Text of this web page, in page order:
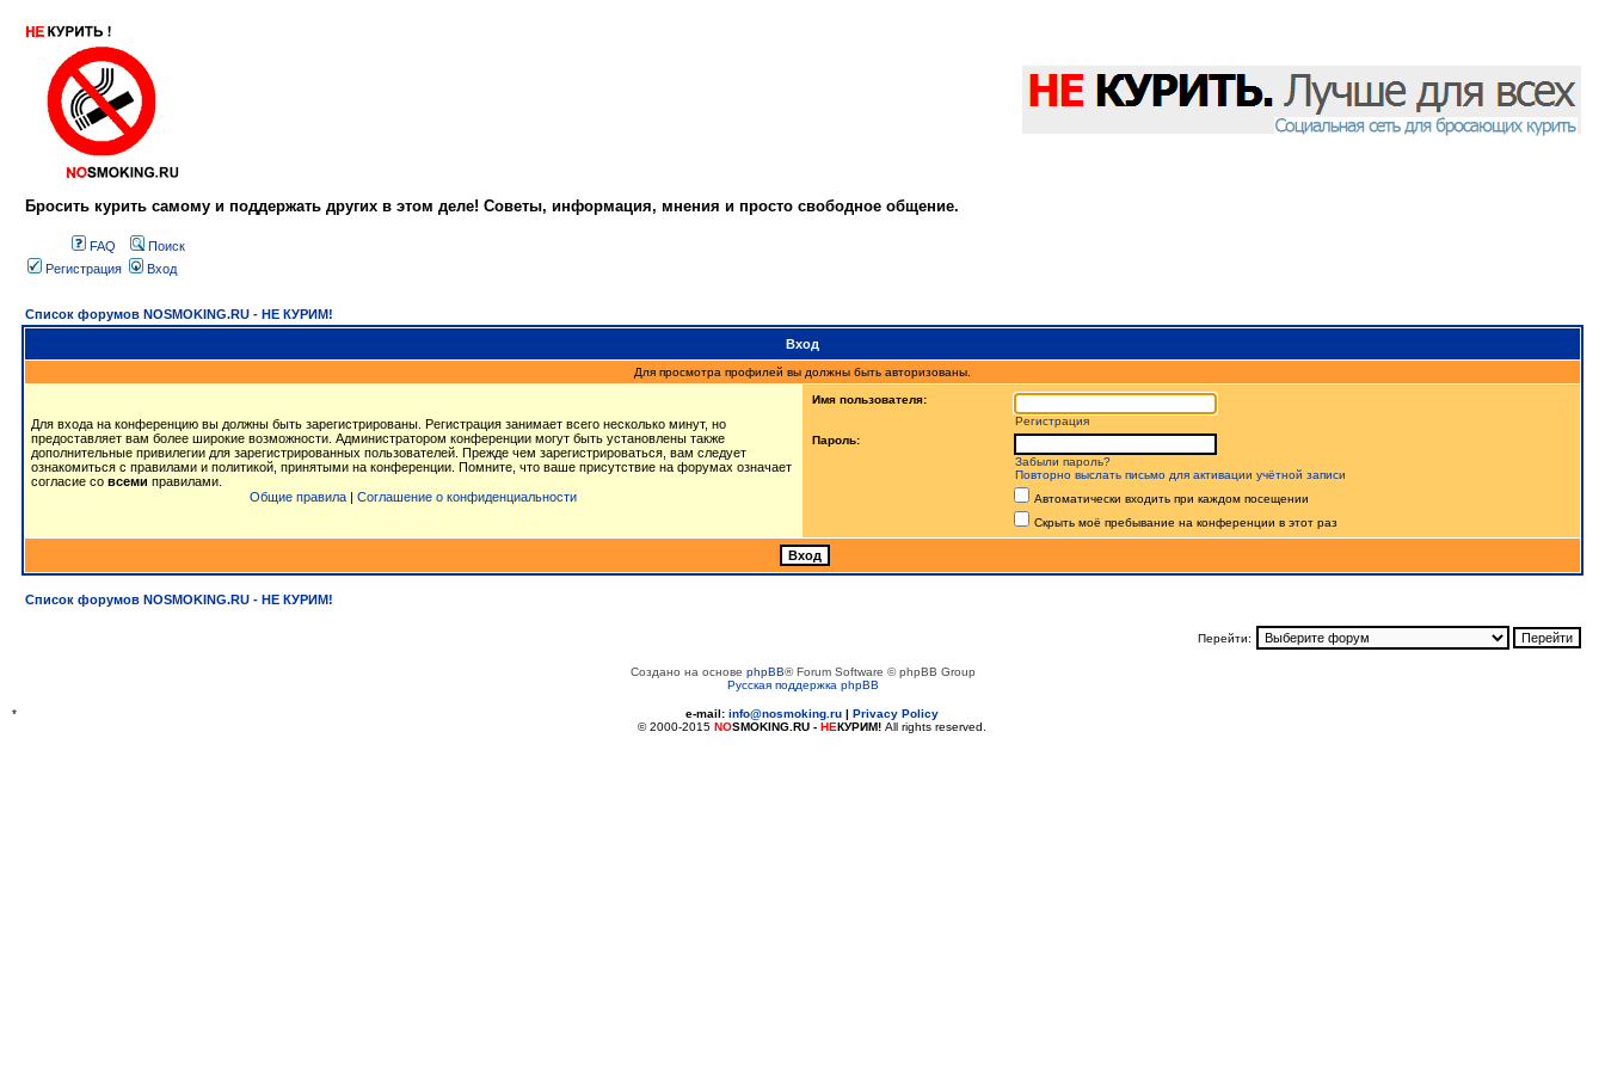
Бросить курить самому и поддержать других в этом деле! Советы, информация, мнения и просто свободное общение.
FAQ
Поиск
Регистрация
Вход
Список форумов NOSMOKING.RU - НЕ КУРИМ!
Вход
Для просмотра профилей вы должны быть авторизованы.
Для входа на конференцию вы должны быть зарегистрированы. Регистрация занимает всего несколько минут, но
предоставляет вам более широкие возможности. Администратором конференции могут быть установлены также
дополнительные привилегии для зарегистрированных пользователей. Прежде чем зарегистрироваться, вам следует
ознакомиться с правилами и политикой, принятыми на конференции. Помните, что ваше присутствие на форумах означает
согласие со всеми правилами.
Общие правила | Соглашение о конфиденциальности
Имя пользователя:
Регистрация
Пароль:
Забыли пароль?
Повторно выслать письмо для активации учётной записи
Автоматически входить при каждом посещении
Скрыть моё пребывание на конференции в этот раз
Список форумов NOSMOKING.RU - НЕ КУРИМ!
Перейти:
Создано на основе phpBB® Forum Software © phpBB Group
Русская поддержка phpBB
* e-mail: info@nosmoking.ru | Privacy Policy
© 2000-2015 NOSMOKING.RU - НЕКУРИМ! All rights reserved.